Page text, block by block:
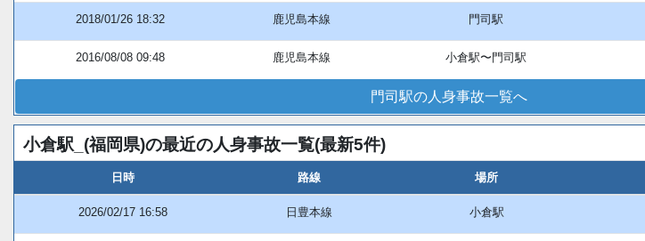
2018/01/26 18:32 鹿児島本線 門司駅
2016/08/08 09:48 鹿児島本線 小倉駅〜門司駅
門司駅の人身事故一覧へ
小倉駅_(福岡県)の最近の人身事故一覧(最新5件)
日時 路線 場所
2026/02/17 16:58 日豊本線 小倉駅